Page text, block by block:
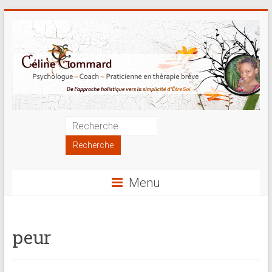
content
Psychologue
en
Menu
peur